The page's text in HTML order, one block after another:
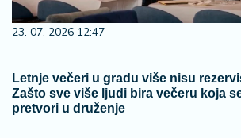
23. 07. 2026 12:47
Letnje večeri u gradu više nisu
Zašto sve više ljudi bira večeru koja
pretvori u druženje